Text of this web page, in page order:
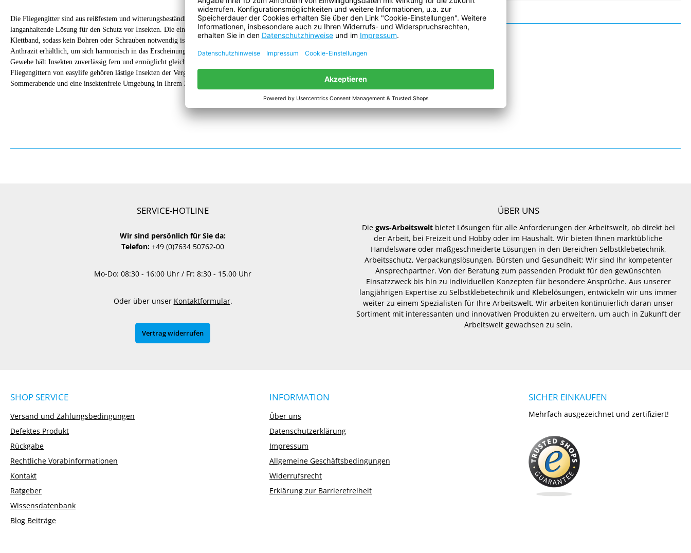
Die Fliegengitter sind aus reißfestem und witterungsbeständigem Material gefertigt und bieten somit eine
langanhaltende Lösung für den Schutz vor Insekten. Die einfache Anbringung erfolgt mittels selbstklebendem
Klettband, sodass kein Bohren oder Schrauben notwendig ist. Die Fliegengitter sind in den Farben Weiß und
Anthrazit erhältlich, um sich harmonisch in das Erscheinungsbild Ihrer Fenster einzufügen. Das feinmaschige
Gewebe hält Insekten zuverlässig fern und ermöglicht gleichzeitig eine gute Luftzirkulation. Mit den
Fliegengittern von easylife gehören lästige Insekten der Vergangenheit an. Genießen Sie unbeschwerte
Sommerabende und eine insektenfreie Umgebung in Ihrem Zuhause.
Enthält flüssigen Inhalt:
SERVICE-HOTLINE
Wir sind persönlich für Sie da:
Telefon: +49 (0)7634 50762-00
Mo-Do: 08:30 - 16:00 Uhr / Fr: 8:30 - 15.00 Uhr
Oder über unser Kontaktformular.
Vertrag widerrufen
ÜBER UNS
Die gws-Arbeitsweltbietet Lösungen für alle Anforderungen der Arbeitswelt, ob direkt bei
der Arbeit, bei Freizeit und Hobby oder im Haushalt. Wir bieten Ihnen marktübliche
Handelsware oder maßgeschneiderte Lösungen in den Bereichen Selbstklebetechnik,
Arbeitsschutz, Verpackungslösungen, Bürsten und Gesundheit: Wir sind Ihr kompetenter
Ansprechpartner. Von der Beratung zum passenden Produkt für den gewünschten
Einsatzzweck bis hin zu individuellen Konzepten für besondere Ansprüche. Aus unserer
langjährigen Expertise zu Selbstklebetechnik und Klebelösungen, entwickeln wir uns immer
weiter zu einem Spezialisten für Ihre Arbeitswelt. Wir arbeiten kontinuierlich daran unser
Sortiment mit interessanten und innovativen Produkten zu erweitern, um auch in Zukunft der
Arbeitswelt gewachsen zu sein.
SHOP SERVICE
Versand und Zahlungsbedingungen
Defektes Produkt
Rückgabe
Rechtliche Vorabinformationen
Kontakt
Ratgeber
Wissensdatenbank
Blog Beiträge
INFORMATION
Über uns
Datenschutzerklärung
Impressum
Allgemeine Geschäftsbedingungen
Widerrufsrecht
Erklärung zur Barrierefreiheit
SICHER EINKAUFEN
Mehrfach ausgezeichnet und zertifiziert!